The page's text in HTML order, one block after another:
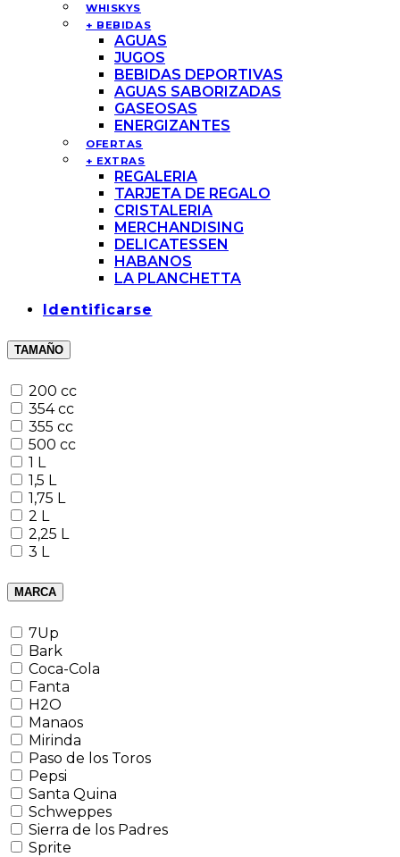
WHISKYS
+ BEBIDAS
AGUAS
JUGOS
BEBIDAS DEPORTIVAS
AGUAS SABORIZADAS
GASEOSAS
ENERGIZANTES
OFERTAS
+ EXTRAS
REGALERIA
TARJETA DE REGALO
CRISTALERIA
MERCHANDISING
DELICATESSEN
HABANOS
LA PLANCHETTA
Identificarse
TAMAÑO
200 cc
354 cc
355 cc
500 cc
1 L
1,5 L
1,75 L
2 L
2,25 L
3 L
MARCA
7Up
Bark
Coca-Cola
Fanta
H2O
Manaos
Mirinda
Paso de los Toros
Pepsi
Santa Quina
Schweppes
Sierra de los Padres
Sprite